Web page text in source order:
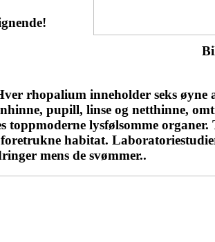
rhopalium inneholder seks øyne
pupill, linse og netthinne,
toppmoderne lysfølsomme
habitat.
mens de svømmer..